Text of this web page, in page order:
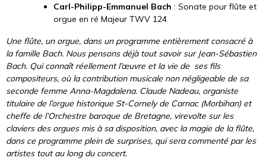
Carl-Philipp-Emmanuel Bach : Sonate pour flûte et
orgue en ré Majeur TWV 124
Une flûte, un orgue, dans un programme entièrement consacré à
la famille Bach. Nous pensons déjà tout savoir sur Jean-Sébastien
Bach. Qui connaît réellement l’œuvre et la vie de ses fils
compositeurs, où la contribution musicale non négligeable de sa
seconde femme Anna-Magdalena. Claude Nadeau, organiste
titulaire de l’orgue historique St-Cornely de Carnac (Morbihan) et
cheffe de l’Orchestre baroque de Bretagne, virevolte sur les
claviers des orgues mis à sa disposition, avec la magie de la flûte,
dans ce programme plein de surprises, qui sera commenté par les
artistes tout au long du concert.